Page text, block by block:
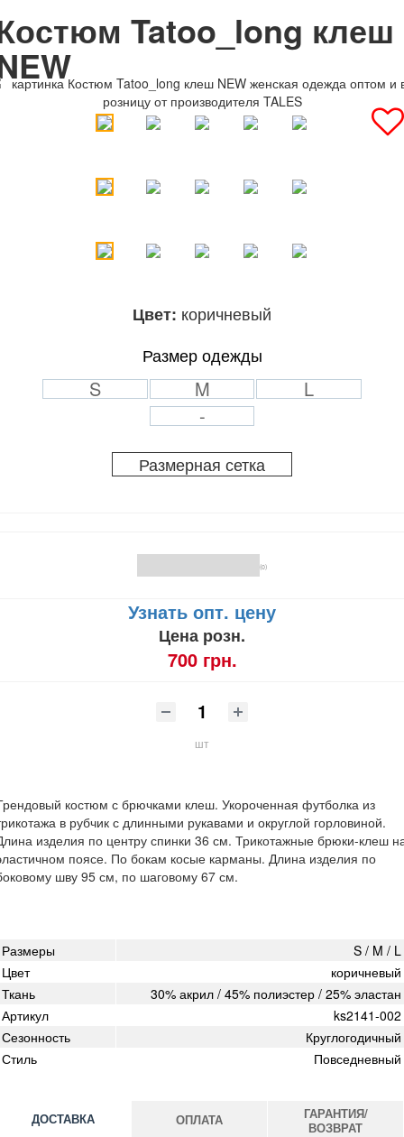
Tatoo_long клеш
Цвет: коричневый
Размер одежды
S M
L
-
Размерная сетка
(0)
Узнать опт. цену
Цена розн.
700 грн.
шт
костюм с брючками клеш. Укороченная футболка из
в рубчик с длинными рукавами и округлой горловиной.
изделия по центру спинки 36 см. Трикотажные брюки-клеш
поясе. По бокам косые карманы. Длина изделия по
шву 95 см, по шаговому 67 см.
Размеры
S / M / L
Цвет
коричневый
Ткань
30% акрил / 45% полиэстер / 25% эластан
Артикул
ks2141-002
Сезонность
Круглогодичный
Стиль
Повседневный
ДОСТАВКА ОПЛАТА
ГАРАНТИЯ/
ВОЗВРАТ